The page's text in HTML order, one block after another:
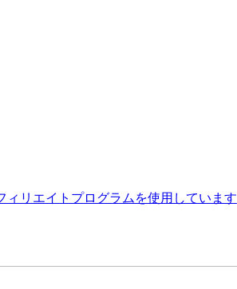
ィリエイトプログラムを使用しています